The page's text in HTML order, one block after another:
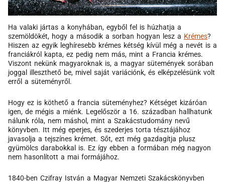
Ha valaki jártas a konyhában, egyből fel is húzhatja a
szemöldökét, hogy a második a sorban hogyan lesz a Krémes?
Hiszen az egyik leghíresebb krémes kétség kívül még a nevét is a
franciákról kapta, ez pedig nem más, mint a Francia krémes.
Viszont nekünk magyaroknak is, a magyar sütemények sorában
joggal illeszthető be, mivel saját variációnk, és elképzelésünk volt
erről a süteményről.
Hogy ez is köthető a francia süteményhez? Kétséget kizáróan
igen, de mégis a miénk. Legelőször a 16. században hallhatunk
nálunk róla, nem máshol, mint a Szakácstudomány nevű
könyvben. Itt még eperjes, és szederjes torta tésztájához
javasolja a tejszínes krémet. Sőt, ezt még gazdagítja plusz
gyümölcs darabokkal is. Ez így ebben a formában még nagyon
nem hasonlított a mai formájához.
1840-ben Czifray István a Magyar Nemzeti Szakácskönyvben